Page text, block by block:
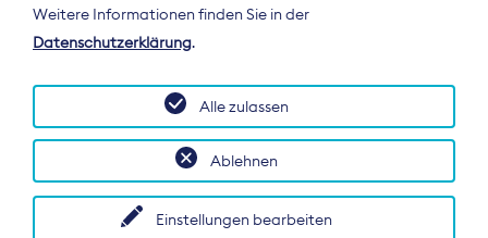
Zeitungsverleger (BDZV) vertritt als
Spitzenorganisation die Interessen der
Deutschland und auf EU-Ebene.
Weitere Informationen finden Sie in der
Datenschutzerklärung.
Einstellungen bearbeiten
Ablehnen
Alle zulassen